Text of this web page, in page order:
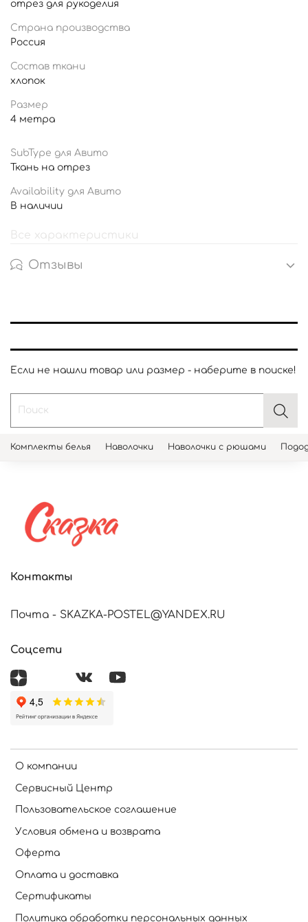
отрез для рукоделия
Страна производства
Россия
Состав ткани
хлопок
Размер
4 метра
SubType для Авито
Ткань на отрез
Availability для Авито
В наличии
Все характеристики
Отзывы
Если не нашли товар или размер - наберите в поиске!
Комплекты белья Наволочки Наволочки с рюшами
О компании
Сервисный Центр
Пользовательское соглашение
Условия обмена и возврата
Оферта
Оплата и доставка
Сертификаты
Политика обработки персональных данных
Контакты
Почта - SKAZKA-POSTEL@YANDEX.RU
Соцсети